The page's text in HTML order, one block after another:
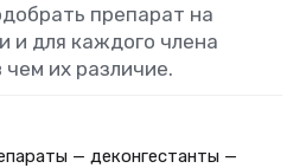
препарат на
и для каждого члена
чем их различие.
— деконгестанты —